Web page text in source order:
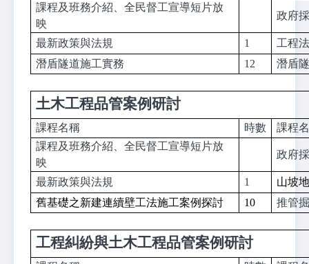
課程及班務介紹、全民督工宣導短片放
映
政府
最新政策與法規 1
工程
潛盾隧道施工實務
12 潛盾
土木工程品管案例研討
課程名稱 時數
課程
課程及班務介紹、全民督工宣導短片放
映
政府
最新政策與法規 1
山坡
舊基礎之新建連續壁工法施工案例探討
10 推管
工程糾紛與土木工程品管案例研討